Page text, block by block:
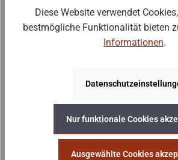
Landschaftskarte und zwei
der Karten und zeichne ihr Symbol in
Regulärer Preis:
16,50 €
Preise inkl. MwSt. zzgl. Versandkosten
Wenige verfügbar
Diese Website verwendet
bestmögliche Funktionalität bieten
Informationen.
Nur funktionale Cookies
Ausgewählte Cookies